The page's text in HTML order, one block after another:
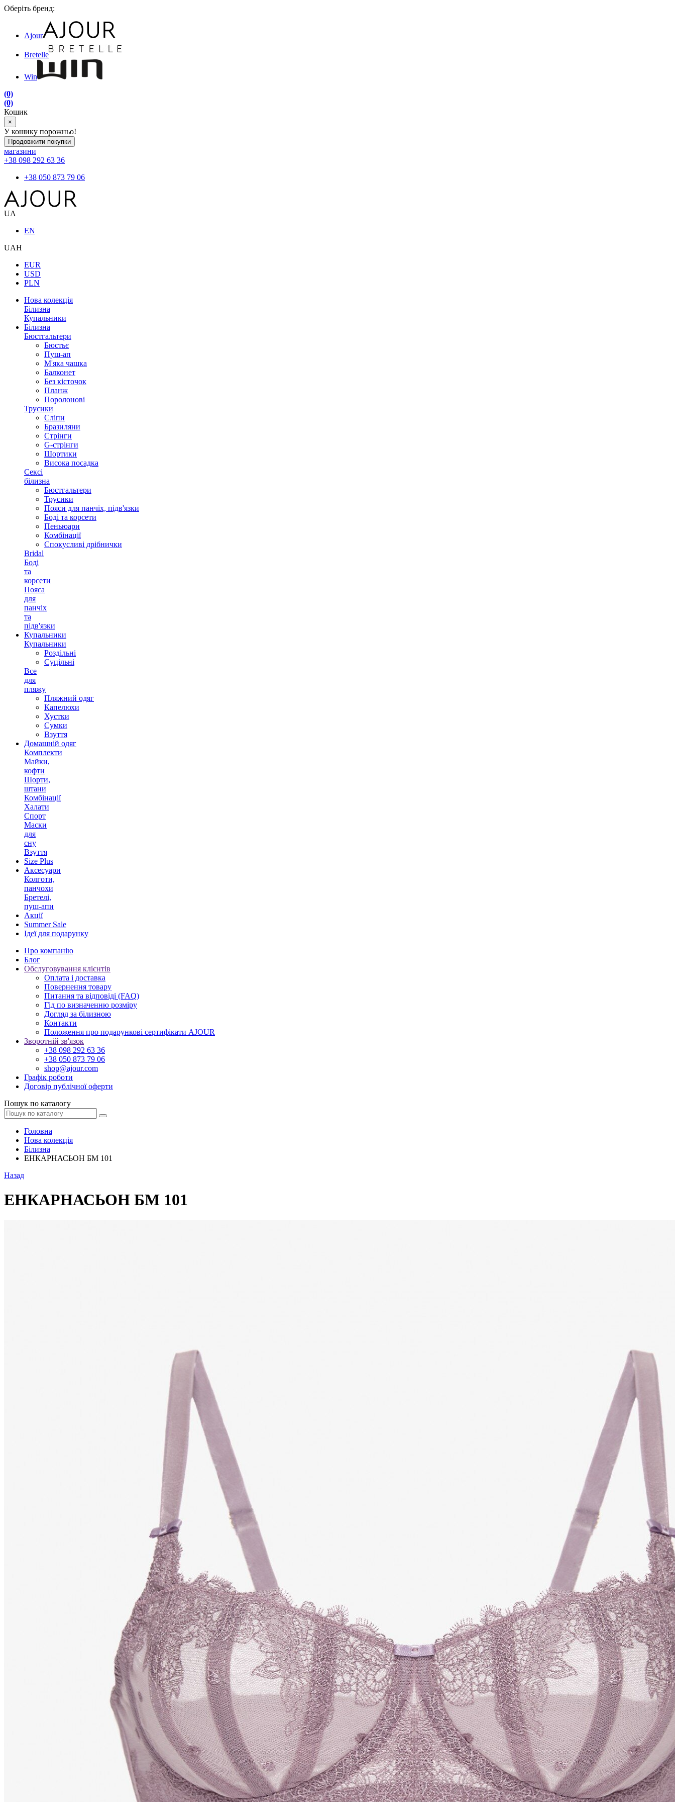
Оберіть бренд:
Ajour
Bretelle
Win
(0)
(0)
Кошик
×
У кошику порожньо!
Продовжити покупки
магазини
+38 098 292 63 36
+38 050 873 79 06
UA
EN
UAH
EUR
USD
PLN
Нова колекція
Білизна
Купальники
Білизна
Бюстгальтери
Бюстьє
Пуш-ап
М'яка чашка
Балконет
Без кісточок
Планж
Поролонові
Трусики
Сліпи
Бразиляни
Стрінги
G-стрінги
Шортики
Висока посадка
Сексі
білизна
Бюстгальтери
Трусики
Пояси для панчіх, підв'язки
Боді та корсети
Пеньюари
Комбінації
Спокусливі дрібнички
Bridal
Боді
та
корсети
Пояса
для
панчіх
та
підв'язки
Купальники
Купальники
Роздільні
Суцільні
Все
для
пляжу
Пляжний одяг
Капелюхи
Хустки
Сумки
Взуття
Домашній одяг
Комплекти
Майки,
кофти
Шорти,
штани
Комбінації
Халати
Спорт
Маски
для
сну
Взуття
Size Plus
Аксесуари
Колготи,
панчохи
Бретелі,
пуш-апи
Акції
Summer Sale
Ідеї для подарунку
Про компанію
Блог
Обслуговування клієнтів
Оплата і доставка
Повернення товару
Питання та відповіді (FAQ)
Гід по визначенню розміру
Догляд за білизною
Контакти
Положення про подарункові сертифікати AJOUR
Зворотній зв'язок
+38 098 292 63 36
+38 050 873 79 06
shop@ajour.com
Графік роботи
Договір публічної оферти
Пошук по каталогу
Головна
Нова колекція
Білизна
ЕНКАРНАСЬОН БМ 101
Назад
ЕНКАРНАСЬОН БМ 101